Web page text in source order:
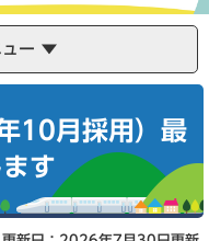
ー
10月採用）最
す